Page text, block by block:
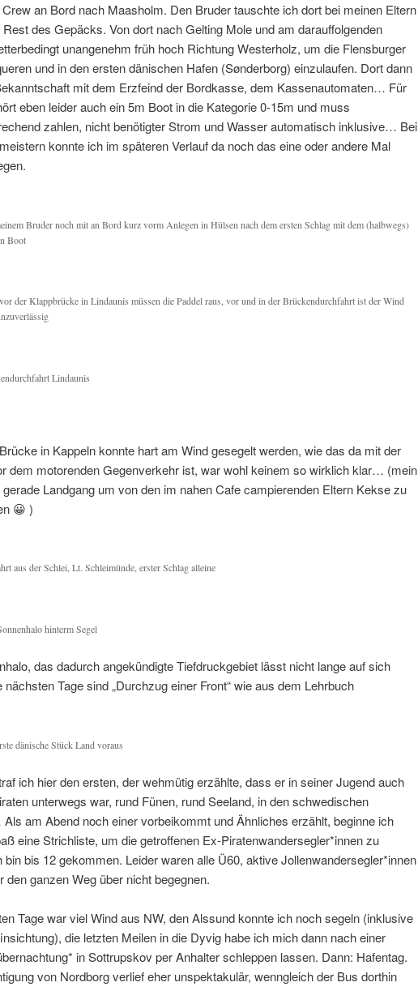
an Bord nach Maasholm. Den Bruder tauschte ich dort bei meinen Eltern
des Gepäcks. Von dort nach Gelting Mole und am darauffolgenden
unangenehm früh hoch Richtung Westerholz, um die Flensburger
und in den ersten dänischen Hafen (Sønderborg) einzulaufen. Dort dann
mit dem Erzfeind der Bordkasse, dem Kassenautomaten… Für
eben leider auch ein 5m Boot in die Kategorie 0-15m und muss
zahlen, nicht benötigter Strom und Wasser automatisch inklusive… Bei
konnte ich im späteren Verlauf da noch das eine oder andere Mal
Bruder noch mit an Bord kurz vorm Anlegen in Hülsen nach dem ersten Schlag mit dem (halbwegs)
Boot
der Klappbrücke in Lindaunis müssen die Paddel raus, vor und in der Brückendurchfahrt ist der Wind
Lindaunis
in Kappeln konnte hart am Wind gesegelt werden, wie das da mit der
dem motorenden Gegenverkehr ist, war wohl keinem so wirklich klar… (mein
gerade Landgang um von den im nahen Cafe campierenden Eltern Kekse zu
😀 )
aus der Schlei, Lt. Schleimünde, erster Schlag alleine
hinterm Segel
das dadurch angekündigte Tiefdruckgebiet lässt nicht lange auf sich
nächsten Tage sind „Durchzug einer Front“ wie aus dem Lehrbuch
dänische Stück Land voraus
ich hier den ersten, der wehmütig erzählte, dass er in seiner Jugend auch
unterwegs war, rund Fünen, rund Seeland, in den schwedischen
am Abend noch einer vorbeikommt und Ähnliches erzählt, beginne ich
eine Strichliste, um die getroffenen Ex-Piratenwandersegler*innen zu
bin bis 12 gekommen. Leider waren alle Ü60, aktive Jollenwandersegler*innen
den ganzen Weg über nicht begegnen.
Tage war viel Wind aus NW, den Alssund konnte ich noch segeln (inklusive
die letzten Meilen in die Dyvig habe ich mich dann nach einer
in Sottrupskov per Anhalter schleppen lassen. Dann: Hafentag.
von Nordborg verlief eher unspektakulär, wenngleich der Bus dorthin